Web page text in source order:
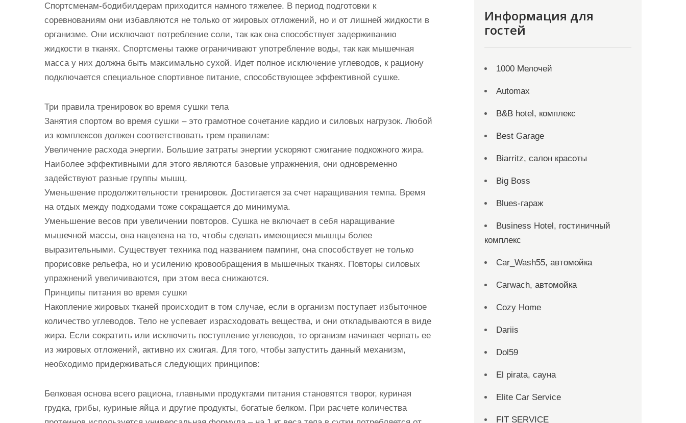
Спортсменам-бодибилдерам приходится намного тяжелее. В период подготовки к
соревнованиям они избавляются не только от жировых отложений, но и от лишней жидкости в
организме. Они исключают потребление соли, так как она способствует задерживанию
жидкости в тканях. Спортсмены также ограничивают употребление воды, так как мышечная
масса у них должна быть максимально сухой. Идет полное исключение углеводов, к рациону
подключается специальное спортивное питание, способствующее эффективной сушке.
Три правила тренировок во время сушки тела
Занятия спортом во время сушки – это грамотное сочетание кардио и силовых нагрузок. Любой
из комплексов должен соответствовать трем правилам:
Увеличение расхода энергии. Большие затраты энергии ускоряют сжигание подкожного жира.
Наиболее эффективными для этого являются базовые упражнения, они одновременно
задействуют разные группы мышц.
Уменьшение продолжительности тренировок. Достигается за счет наращивания темпа. Время
на отдых между подходами тоже сокращается до минимума.
Уменьшение весов при увеличении повторов. Сушка не включает в себя наращивание
мышечной массы, она нацелена на то, чтобы сделать имеющиеся мышцы более
выразительными. Существует техника под названием пампинг, она способствует не только
прорисовке рельефа, но и усилению кровообращения в мышечных тканях. Повторы силовых
упражнений увеличиваются, при этом веса снижаются.
Принципы питания во время сушки
Накопление жировых тканей происходит в том случае, если в организм поступает избыточное
количество углеводов. Тело не успевает израсходовать вещества, и они откладываются в виде
жира. Если сократить или исключить поступление углеводов, то организм начинает черпать ее
из жировых отложений, активно их сжигая. Для того, чтобы запустить данный механизм,
необходимо придерживаться следующих принципов:
Белковая основа всего рациона, главными продуктами питания становятся творог, куриная
грудка, грибы, куриные яйца и другие продукты, богатые белком. При расчете количества
Информация для
гостей
1000 Мелочей
Automax
B&B hotel, комплекс
Best Garage
Biarritz, салон красоты
Big Boss
Blues-гараж
Business Hotel, гостиничный
комплекс
Car_Wash55, автомойка
Carwach, автомойка
Cozy Home
Dariis
Dol59
El pirata, сауна
Elite Car Service
FIT SERVICE